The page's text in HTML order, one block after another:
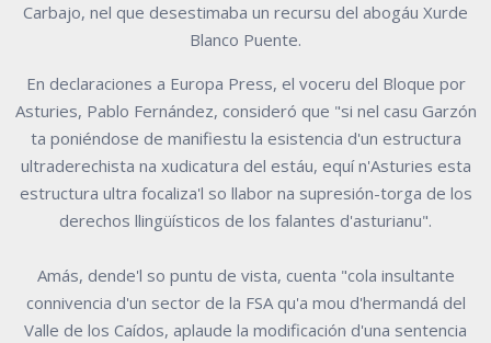
Carbajo, nel que desestimaba un recursu del abogáu Xurde
Blanco Puente.
En declaraciones a Europa Press, el voceru del Bloque por
Asturies, Pablo Fernández, consideró que "si nel casu Garzón
ta poniéndose de manifiestu la esistencia d'un estructura
ultraderechista na xudicatura del estáu, equí n'Asturies esta
estructura ultra focaliza'l so llabor na supresión-torga de los
derechos llingüísticos de los falantes d'asturianu".
Amás, dende'l so puntu de vista, cuenta "cola insultante
connivencia d'un sector de la FSA qu'a mou d'hermandá del
Valle de los Caídos, aplaude la modificación d'una sentencia